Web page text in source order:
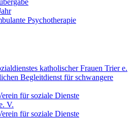
Psychotherapie
katholischer Frauen Trier e.
Begleitdienst für schwangere
für soziale Dienste
V.
für soziale Dienste